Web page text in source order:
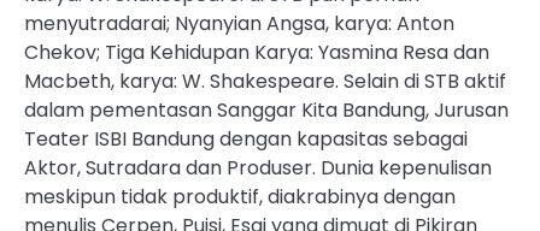
menyutradarai; Nyanyian Angsa, karya: Anton
Chekov; Tiga Kehidupan Karya: Yasmina Resa dan
Macbeth, karya: W. Shakespeare. Selain di STB aktif
dalam pementasan Sanggar Kita Bandung, Jurusan
Teater ISBI Bandung dengan kapasitas sebagai
Aktor, Sutradara dan Produser. Dunia kepenulisan
meskipun tidak produktif, diakrabinya dengan